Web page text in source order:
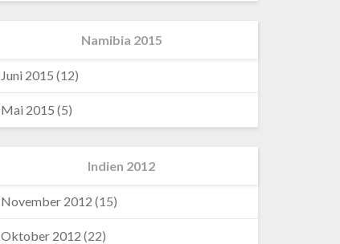
Namibia 2015
Juni 2015 (12)
Mai 2015 (5)
Indien 2012
November 2012 (15)
Oktober 2012 (22)